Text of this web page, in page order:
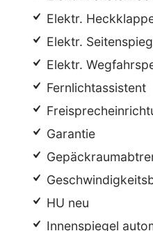
Elektr.
Elektr.
Elektr.
Fernlichtassistent
Garantie
HU neu
Innenspiegel